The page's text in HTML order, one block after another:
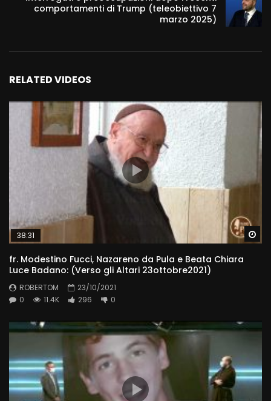
comportamenti di Trump (teleobiettivo 7
marzo 2025)
RELATED VIDEOS
38:31
fr. Modestino Fucci, Nazareno da Pula e Beata Chiara
Luce Badano: (Verso gli Altari 23ottobre2021)
ROBERTOM
23/10/2021
0
11.4K 296 0